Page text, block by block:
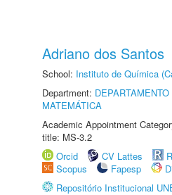
Adriano dos Santos
School: Instituto de Química
Department:
MATEMÁTICA
Academic Appointment
title: MS-3.2
Orcid
CV Lattes
Scopus
Fapesp
Repositório Institucional